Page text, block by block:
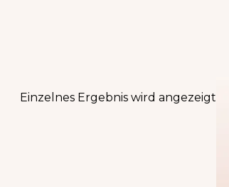
Einzelnes Ergebnis wird angezeigt